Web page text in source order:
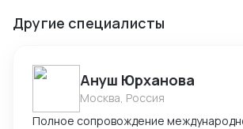
Другие специалисты
Ануш Юрханова
Москва, Россия
Полное сопровождение